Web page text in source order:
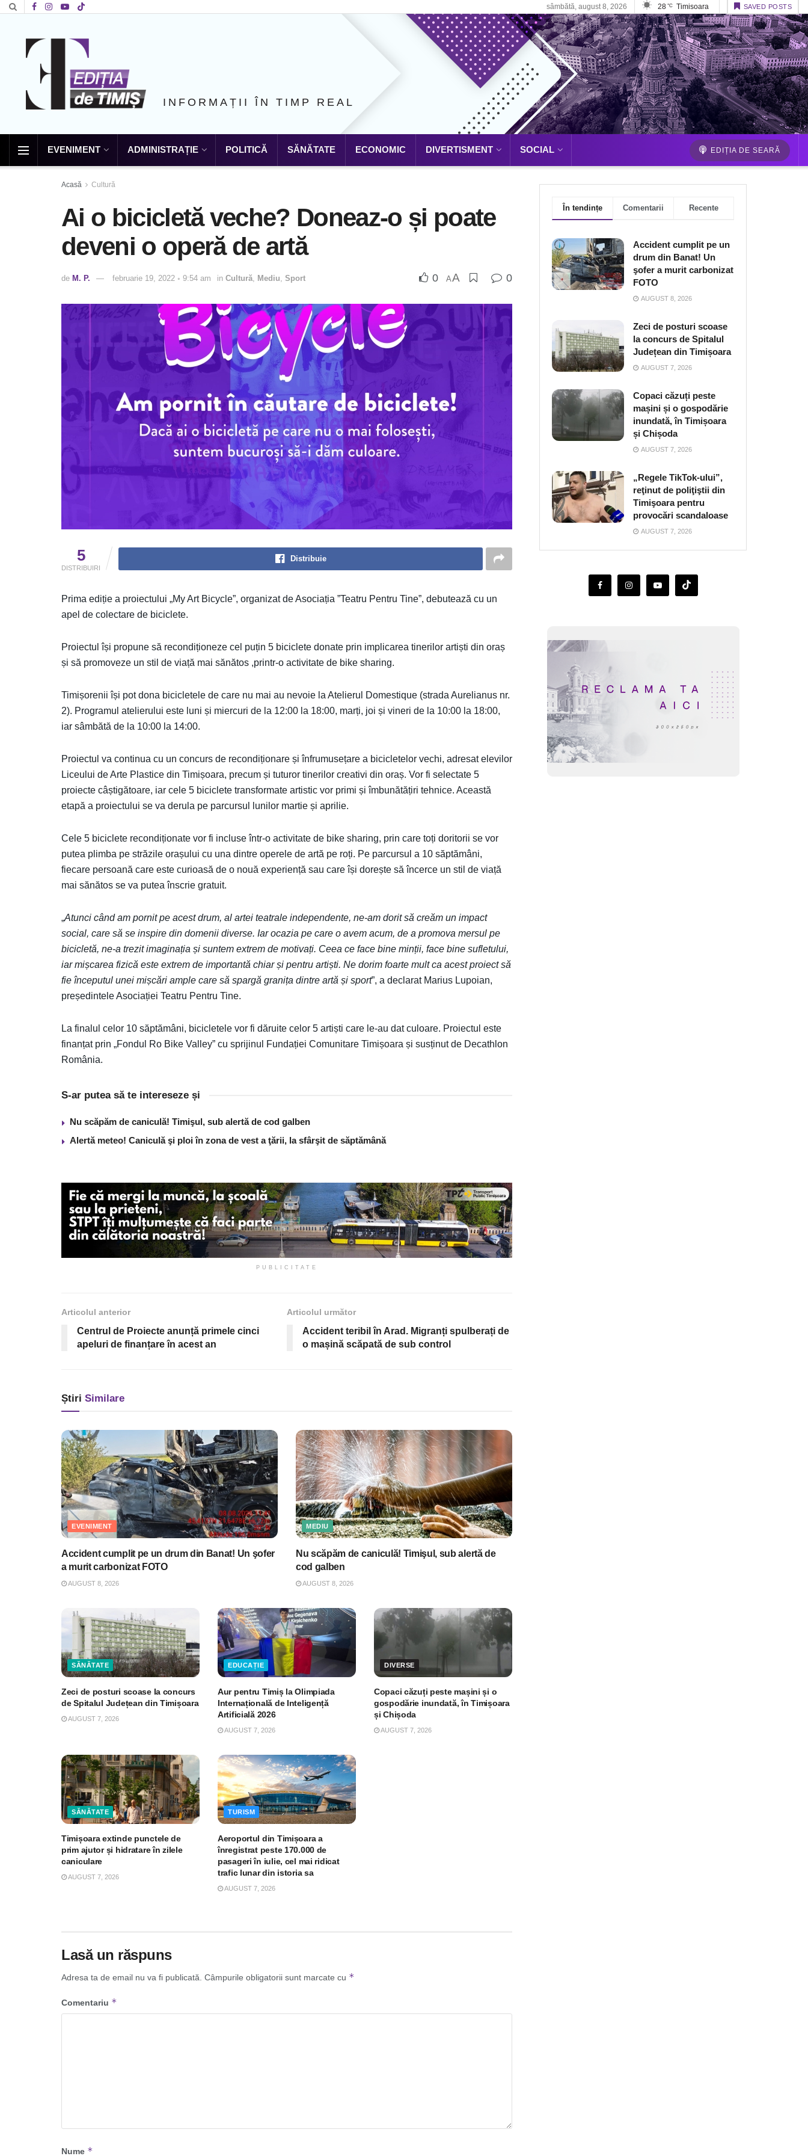
sâmbătă, august 8, 2026 28 °C Timisoara SAVED POSTS
INFORMAȚII ÎN TIMP REAL
EVENIMENT ADMINISTRAȚIE POLITICĂ SĂNĂTATE ECONOMIC DIVERTISMENT SOCIAL EDIȚIA DE SEARĂ
Acasă Cultură
Ai o bicicletă veche? Doneaz-o și poate
deveni o operă de artă
de M. P. februarie 19, 2022 ◦ 9:54 am in Cultură Mediu Sport 0 AA 0
5
DISTRIBUIRI
Distribuie
Prima ediție a proiectului „My Art Bicycle”, organizat de Asociația ”Teatru Pentru Tine”, debutează cu un
apel de colectare de biciclete.
Proiectul își propune să recondiționeze cel puțin 5 biciclete donate prin implicarea tinerilor artiști din oraș
și să promoveze un stil de viață mai sănătos ,printr-o activitate de bike sharing.
Timișorenii își pot dona bicicletele de care nu mai au nevoie la Atelierul Domestique (strada Aurelianus nr.
2). Programul atelierului este luni și miercuri de la 12:00 la 18:00, marți, joi și vineri de la 10:00 la 18:00,
iar sâmbătă de la 10:00 la 14:00.
Proiectul va continua cu un concurs de recondiționare și înfrumusețare a bicicletelor vechi, adresat elevilor
Liceului de Arte Plastice din Timișoara, precum și tuturor tinerilor creativi din oraș. Vor fi selectate 5
proiecte câștigătoare, iar cele 5 biciclete transformate artistic vor primi și îmbunătățiri tehnice. Această
etapă a proiectului se va derula pe parcursul lunilor martie și aprilie.
Cele 5 biciclete recondiționate vor fi incluse într-o activitate de bike sharing, prin care toți doritorii se vor
putea plimba pe străzile orașului cu una dintre operele de artă pe roți. Pe parcursul a 10 săptămâni,
fiecare persoană care este curioasă de o nouă experiență sau care își dorește să încerce un stil de viață
mai sănătos se va putea înscrie gratuit.
„Atunci când am pornit pe acest drum, al artei teatrale independente, ne-am dorit să creăm un impact
social, care să se inspire din domenii diverse. Iar ocazia pe care o avem acum, de a promova mersul pe
bicicletă, ne-a trezit imaginația și suntem extrem de motivați. Ceea ce face bine minții, face bine sufletului,
iar mișcarea fizică este extrem de importantă chiar și pentru artiști. Ne dorim foarte mult ca acest proiect să
fie începutul unei mișcări ample care să spargă granița dintre artă și sport”, a declarat Marius Lupoian,
președintele Asociației Teatru Pentru Tine.
La finalul celor 10 săptămâni, bicicletele vor fi dăruite celor 5 artiști care le-au dat culoare. Proiectul este
finanțat prin „Fondul Ro Bike Valley” cu sprijinul Fundației Comunitare Timișoara și susținut de Decathlon
România.
S-ar putea să te intereseze și
Nu scăpăm de caniculă! Timişul, sub alertă de cod galben
Alertă meteo! Caniculă şi ploi în zona de vest a ţării, la sfârşit de săptămână
PUBLICITATE
Articolul anterior
Centrul de Proiecte anunță primele cinci
apeluri de finanțare în acest an
Articolul următor
Accident teribil în Arad. Migranți spulberați de
o mașină scăpată de sub control
Știri Similare
EVENIMENT
Accident cumplit pe un drum din Banat! Un şofer
a murit carbonizat FOTO
AUGUST 8, 2026
MEDIU
Nu scăpăm de caniculă! Timişul, sub alertă de
cod galben
AUGUST 8, 2026
SĂNĂTATE
Zeci de posturi scoase la concurs
de Spitalul Județean din Timișoara
AUGUST 7, 2026
EDUCAȚIE
Aur pentru Timiș la Olimpiada
Internațională de Inteligență
Artificială 2026
AUGUST 7, 2026
DIVERSE
Copaci căzuți peste mașini și o
gospodărie inundată, în Timișoara
și Chișoda
AUGUST 7, 2026
SĂNĂTATE
Timișoara extinde punctele de
prim ajutor și hidratare în zilele
caniculare
AUGUST 7, 2026
TURISM
Aeroportul din Timișoara a
înregistrat peste 170.000 de
pasageri în iulie, cel mai ridicat
trafic lunar din istoria sa
AUGUST 7, 2026
Lasă un răspuns
Adresa ta de email nu va fi publicată. Câmpurile obligatorii sunt marcate cu *
Comentariu *
Nume *
În tendințe Comentarii Recente
Accident cumplit pe un
drum din Banat! Un
şofer a murit carbonizat
FOTO
AUGUST 8, 2026
Zeci de posturi scoase
la concurs de Spitalul
Județean din Timișoara
AUGUST 7, 2026
Copaci căzuți peste
mașini și o gospodărie
inundată, în Timișoara
și Chișoda
AUGUST 7, 2026
„Regele TikTok-ului”,
reţinut de poliţiştii din
Timişoara pentru
provocări scandaloase
AUGUST 7, 2026